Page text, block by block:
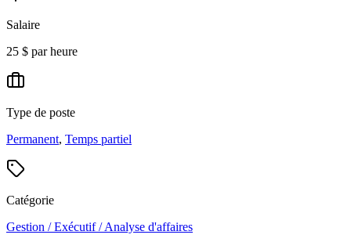
Salaire
25 $ par heure
Type de poste
Permanent, Temps partiel
Catégorie
Gestion / Exécutif / Analyse d'affaires